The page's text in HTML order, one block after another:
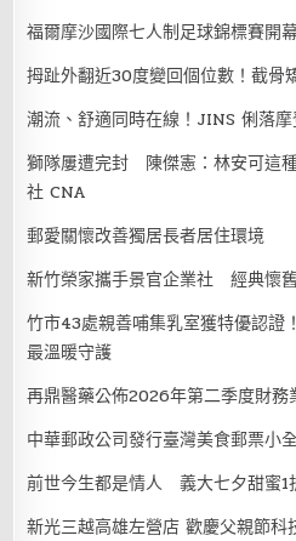
福爾摩沙國際七人制足球錦標賽開
拇趾外翻近30度變回個位數！截骨
潮流、舒適同時在線！JINS 俐落
獅隊屢遭完封 陳傑憲：林安可這
社 CNA
郵愛關懷改善獨居長者居住環境
新竹榮家攜手景官企業社 經典懷
竹市43處親善哺集乳室獲特優認證
最溫暖守護
再鼎醫藥公佈2026年第二季度財務
中華郵政公司發行臺灣美食郵票小
前世今生都是情人 義大七夕甜蜜1
新光三越高雄左營店 歡慶父親節